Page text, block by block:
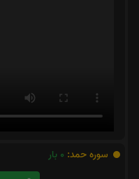
سوره حمد: 0 بار